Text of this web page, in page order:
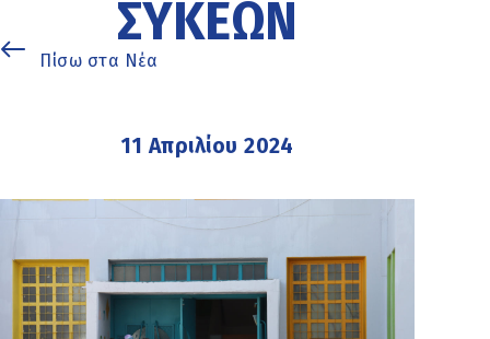
ΣΥΚΕΏΝ
Πίσω στα Νέα
11 Απριλίου 2024